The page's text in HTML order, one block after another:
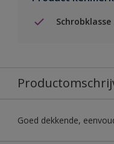
Schrobklasse
Goed dekkende,